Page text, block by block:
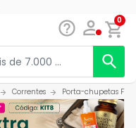
0
Correntes Porta-chupetas